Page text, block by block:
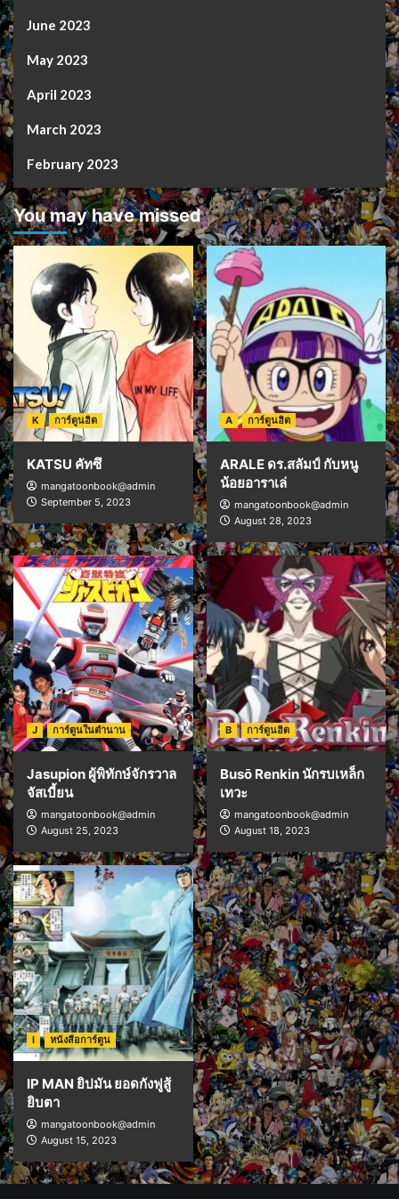
June 2023
May 2023
April 2023
March 2023
February 2023
You may have missed
K การ์ตูนฮิต
KATSU คัทซึ
mangatoonbook@admin
September 5, 2023
A การ์ตูนฮิต
ARALE ดร.สลัมป์ กับหนู
น้อยอาราเล่
mangatoonbook@admin
August 28, 2023
J การ์ตูนในตำนาน
Jasupion ผู้พิทักษ์จักรวาล
จัสเบี้ยน
mangatoonbook@admin
August 25, 2023
B การ์ตูนฮิต
Busō Renkin นักรบเหล็ก
เทวะ
mangatoonbook@admin
August 18, 2023
I หนังสือการ์ตูน
IP MAN ยิปมัน ยอดกังฟูสู้
ยิบตา
mangatoonbook@admin
August 15, 2023